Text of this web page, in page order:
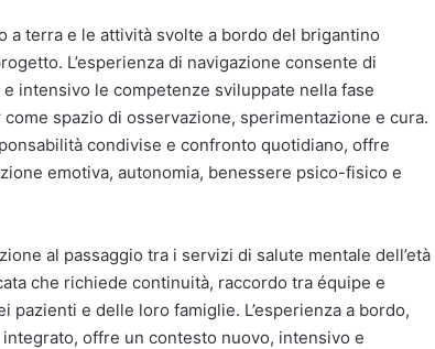
a terra e le attività svolte a bordo del brigantino
L’esperienza di navigazione consente di
intensivo le competenze sviluppate nella fase
spazio di osservazione, sperimentazione e cura.
condivise e confronto quotidiano, offre
emotiva, autonomia, benessere psico-fisico e
al passaggio tra i servizi di salute mentale dell’età
che richiede continuità, raccordo tra équipe e
e delle loro famiglie. L’esperienza a bordo,
offre un contesto nuovo, intensivo e